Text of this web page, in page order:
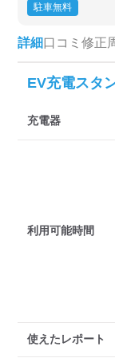
高速道路上
認証システム
三菱ディー
示
中
駐車無料
詳細口コミ 修正
EV充電スタ
充電器
利用可能時間
使えたレポート